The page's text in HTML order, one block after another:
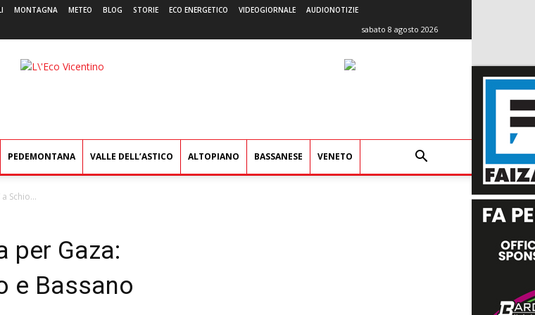
MONTAGNA METEO BLOG STORIE ECO ENERGETICO VIDEOGIORNALE AUDIONOTIZIE
sabato 8 agosto 2026
L'Eco
PEDEMONTANA VALLE DELL’ASTICO ALTOPIANO BASSANESE VENETO
Schio...
per Gaza:
e Bassano